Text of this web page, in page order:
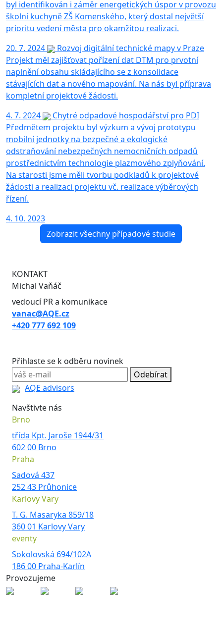
byl identifikován i záměr energetických úspor v provozu
školní kuchyně ZŠ Komenského, který dostal největší
prioritu vedení města pro okamžitou realizaci.
20. 7. 2024
Rozvoj digitální technické mapy v Praze
Projekt měl zajišťovat pořízení dat DTM pro prvotní
naplnění obsahu skládajícího se z konsolidace
stávajících dat a nového mapování. Na nás byl příprava
kompletní projektové žádosti.
4. 7. 2024
Chytré odpadové hospodářství pro PDI
Předmětem projektu byl výzkum a vývoj prototypu
mobilní jednotky na bezpečné a ekologické
odstraňování nebezpečných nemocničních odpadů
prostřednictvím technologie plazmového zplyňování.
Na starosti jsme měli tvorbu podkladů k projektové
žádosti a realizaci projektu vč. realizace výběrových
řízení.
4. 10. 2023
Zobrazit všechny případové studie
KONTAKT
Michal Vaňáč
vedoucí PR a komunikace
vanac@AQE.cz
+420 777 692 109
Přihlaste se k odběru novinek
Odebírat
AQE advisors
Navštivte nás
Brno
třída Kpt. Jaroše 1944/31
602 00 Brno
Praha
Sadová 437
252 43 Průhonice
Karlovy Vary
T. G. Masaryka 859/18
360 01 Karlovy Vary
eventy
Sokolovská 694/102A
186 00 Praha-Karlín
Provozujeme